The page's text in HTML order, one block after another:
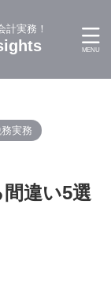
計実務！
実務
違い5選